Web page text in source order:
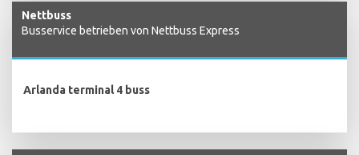
Nettbuss
Busservice betrieben von Nettbuss Express
Arlanda terminal 4 buss